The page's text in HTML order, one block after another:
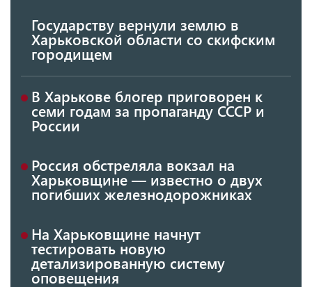
Государству вернули землю в
Харьковской области со скифским
городищем
В Харькове блогер приговорен к
семи годам за пропаганду СССР и
России
Россия обстреляла вокзал на
Харьковщине — известно о двух
погибших железнодорожниках
На Харьковщине начнут
тестировать новую
детализированную систему
оповещения